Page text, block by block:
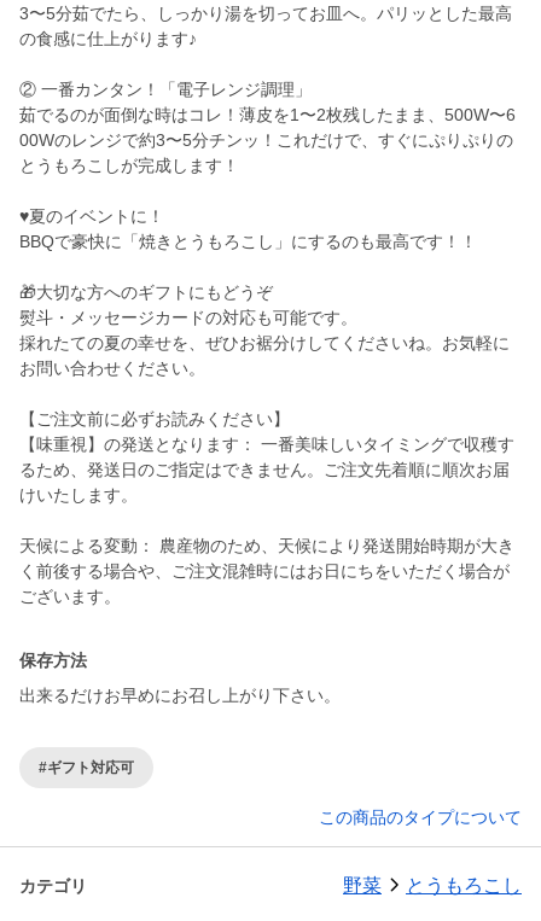
3〜5分茹でたら、しっかり湯を切ってお皿へ。パリッとした最高
の食感に仕上がります♪
② 一番カンタン！「電子レンジ調理」
茹でるのが面倒な時はコレ！薄皮を1〜2枚残したまま、500W〜6
00Wのレンジで約3〜5分チンッ！これだけで、すぐにぷりぷりの
とうもろこしが完成します！
♥夏のイベントに！
BBQで豪快に「焼きとうもろこし」にするのも最高です！！
🎁大切な方へのギフトにもどうぞ
熨斗・メッセージカードの対応も可能です。
採れたての夏の幸せを、ぜひお裾分けしてくださいね。お気軽に
お問い合わせください。
【ご注文前に必ずお読みください】
【味重視】の発送となります： 一番美味しいタイミングで収穫す
るため、発送日のご指定はできません。ご注文先着順に順次お届
けいたします。
天候による変動： 農産物のため、天候により発送開始時期が大き
く前後する場合や、ご注文混雑時にはお日にちをいただく場合が
ございます。
保存方法
出来るだけお早めにお召し上がり下さい。
#ギフト対応可
この商品のタイプについて
カテゴリ 野菜 とうもろこし